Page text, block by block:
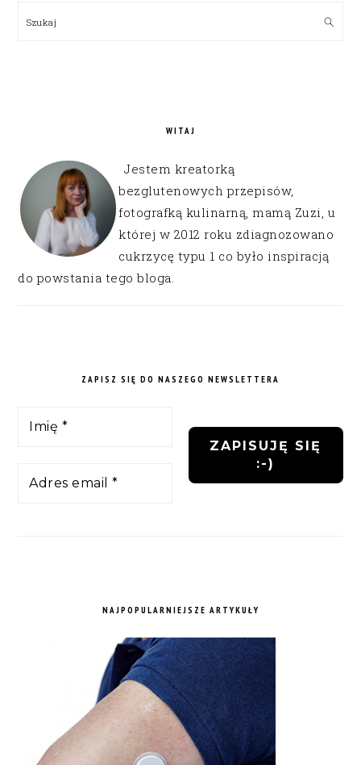
Szukaj
WITAJ
Jestem kreatorką
bezglutenowych przepisów,
fotografką kulinarną, mamą Zuzi, u
której w 2012 roku zdiagnozowano
cukrzycę typu 1 co było inspiracją
do powstania tego bloga.
ZAPISZ SIĘ DO NASZEGO NEWSLETTERA
NAJPOPULARNIEJSZE ARTYKUŁY